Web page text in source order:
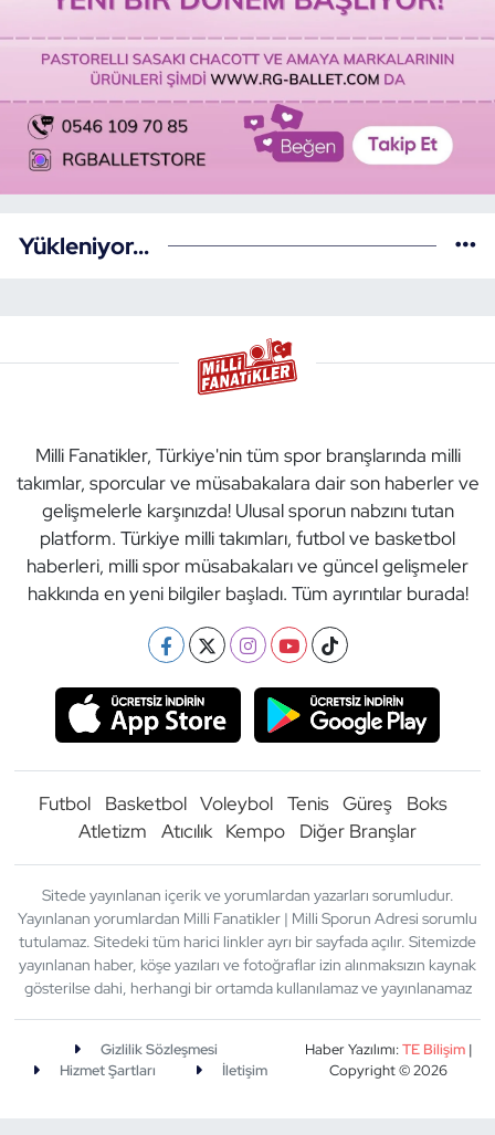
Yükleniyor...
Milli Fanatikler, Türkiye'nin tüm spor branşlarında milli
takımlar, sporcular ve müsabakalara dair son haberler ve
gelişmelerle karşınızda! Ulusal sporun nabzını tutan
platform. Türkiye milli takımları, futbol ve basketbol
haberleri, milli spor müsabakaları ve güncel gelişmeler
hakkında en yeni bilgiler başladı. Tüm ayrıntılar burada!
Futbol Basketbol Voleybol Tenis Güreş
Boks
Atletizm
Atıcılık Kempo Diğer Branşlar
Sitede yayınlanan içerik ve yorumlardan yazarları sorumludur.
Yayınlanan yorumlardan Milli Fanatikler | Milli Sporun Adresi sorumlu
tutulamaz. Sitedeki tüm harici linkler ayrı bir sayfada açılır. Sitemizde
yayınlanan haber, köşe yazıları ve fotoğraflar izin alınmaksızın kaynak
gösterilse dahi, herhangi bir ortamda kullanılamaz ve yayınlanamaz
Gizlilik Sözleşmesi
Hizmet Şartları
İletişim
Haber Yazılımı:TE Bilişim|
Copyright © 2026